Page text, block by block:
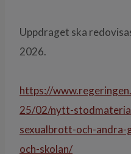
Uppdraget ska
2026.
https://
25/02/nytt-
sexualbrott-och-
och-skolan/